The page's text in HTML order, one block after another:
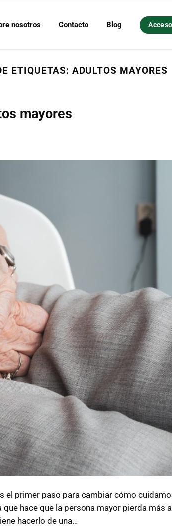
nosotros Contacto Blog
ETIQUETAS:ADULTOS MAYORES
mayores
el primer paso para cambiar cómo
hace que la persona mayor pierda más
hacerlo de una…